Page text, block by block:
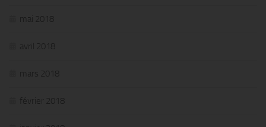
mai 2018
avril 2018
mars 2018
février 2018